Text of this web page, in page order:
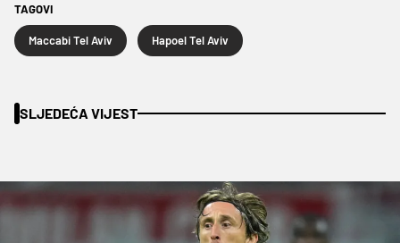
TAGOVI
Maccabi Tel Aviv Hapoel Tel Aviv
SLJEDEĆA VIJEST